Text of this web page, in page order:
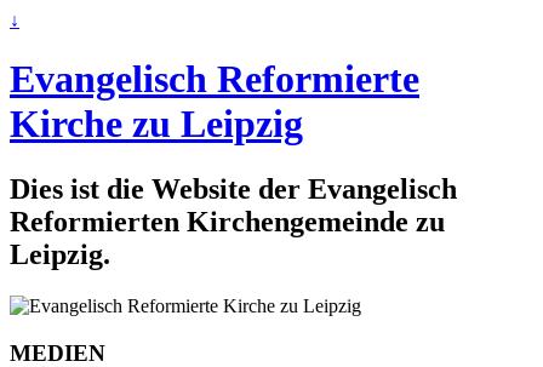
↓
Evangelisch Reformierte
Kirche zu Leipzig
Dies ist die Website der Evangelisch
Reformierten Kirchengemeinde zu
Leipzig.
MEDIEN